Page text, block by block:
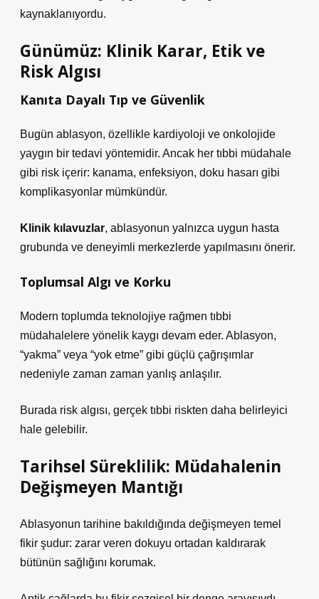
kaynaklanıyordu.
Günümüz: Klinik Karar, Etik ve
Risk Algısı
Kanıta Dayalı Tıp ve Güvenlik
Bugün ablasyon, özellikle kardiyoloji ve onkolojide
yaygın bir tedavi yöntemidir. Ancak her tıbbi müdahale
gibi risk içerir: kanama, enfeksiyon, doku hasarı gibi
komplikasyonlar mümkündür.
Klinik kılavuzlar, ablasyonun yalnızca uygun hasta
grubunda ve deneyimli merkezlerde yapılmasını önerir.
Toplumsal Algı ve Korku
Modern toplumda teknolojiye rağmen tıbbi
müdahalelere yönelik kaygı devam eder. Ablasyon,
“yakma” veya “yok etme” gibi güçlü çağrışımlar
nedeniyle zaman zaman yanlış anlaşılır.
Burada risk algısı, gerçek tıbbi riskten daha belirleyici
hale gelebilir.
Tarihsel Süreklilik: Müdahalenin
Değişmeyen Mantığı
Ablasyonun tarihine bakıldığında değişmeyen temel
fikir şudur: zarar veren dokuyu ortadan kaldırarak
bütünün sağlığını korumak.